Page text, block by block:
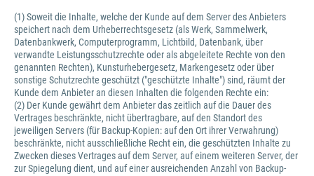
(1) Soweit die Inhalte, welche der Kunde auf dem Server des Anbieters
speichert nach dem Urheberrechtsgesetz (als Werk, Sammelwerk,
Datenbankwerk, Computerprogramm, Lichtbild, Datenbank, über
verwandte Leistungsschutzrechte oder als abgeleitete Rechte von den
genannten Rechten), Kunsturhebergesetz, Markengesetz oder über
sonstige Schutzrechte geschützt ("geschützte Inhalte") sind, räumt der
Kunde dem Anbieter an diesen Inhalten die folgenden Rechte ein:
(2) Der Kunde gewährt dem Anbieter das zeitlich auf die Dauer des
Vertrages beschränkte, nicht übertragbare, auf den Standort des
jeweiligen Servers (für Backup-Kopien: auf den Ort ihrer Verwahrung)
beschränkte, nicht ausschließliche Recht ein, die geschützten Inhalte zu
Zwecken dieses Vertrages auf dem Server, auf einem weiteren Server, der
zur Spiegelung dient, und auf einer ausreichenden Anzahl von Backup-